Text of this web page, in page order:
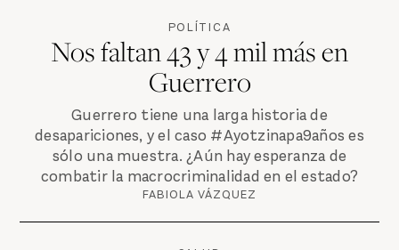
POLÍTICA
Nos faltan 43 y 4 mil más en
Guerrero
Guerrero tiene una larga historia de
desapariciones, y el caso #Ayotzinapa9años es
sólo una muestra. ¿Aún hay esperanza de
combatir la macrocriminalidad en el estado?
FABIOLA VÁZQUEZ